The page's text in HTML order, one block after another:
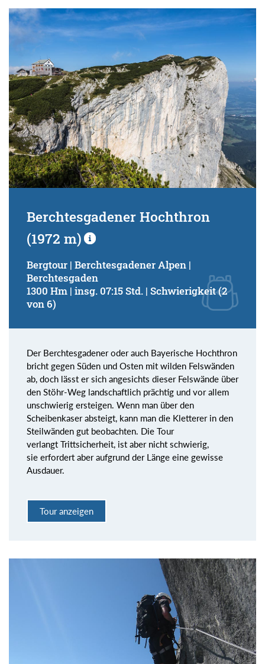
Berchtesgadener Hochthron
(1972 m)
Bergtour | Berchtesgadener Alpen |
Berchtesgaden
1300 Hm | insg. 07:15 Std. | Schwierigkeit (2
von 6)
Der Berchtesgadener oder auch Bayerische Hochthron
bricht gegen Süden und Osten mit wilden Felswänden
ab, doch lässt er sich angesichts dieser Felswände über
den Stöhr-Weg landschaftlich prächtig und vor allem
unschwierig ersteigen. Wenn man über den
Scheibenkaser absteigt, kann man die Kletterer in den
Steilwänden gut beobachten. Die Tour
verlangt Trittsicherheit, ist aber nicht schwierig,
sie erfordert aber aufgrund der Länge eine gewisse
Ausdauer.
Tour anzeigen